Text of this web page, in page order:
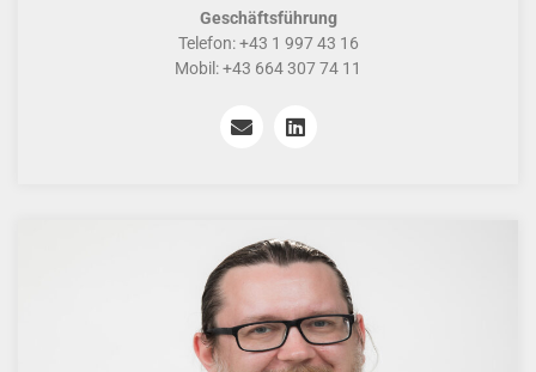
Geschäftsführung
Telefon: +43 1 997 43 16
Mobil: +43 664 307 74 11